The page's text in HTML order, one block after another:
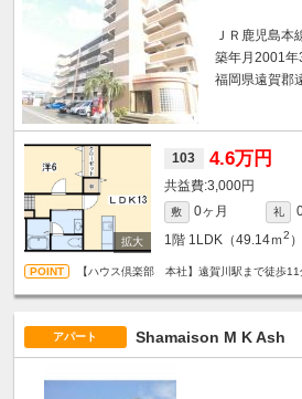
ＪＲ鹿児島本
築年月2001年
福岡県遠賀郡
103 4.6万円
3,000円
敷 0ヶ月 礼
1階 1LDK（49.14ｍ2 ）
【ハウス倶楽部 本社】遠賀川駅まで徒歩11
アパート Shamaison M K Ash